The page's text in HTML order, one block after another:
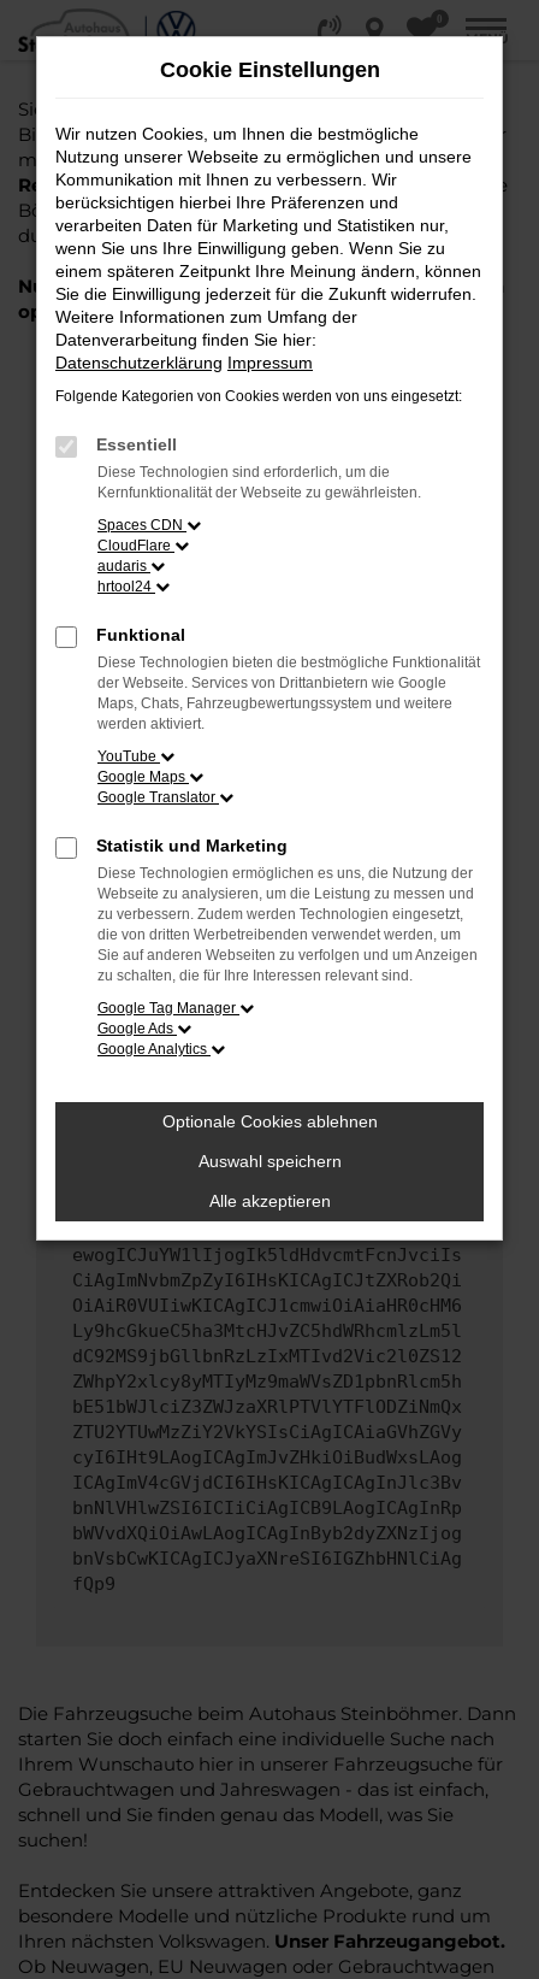
Zum
Hauptinhalt
0
MENÜ
Sie suchen einen Gebrauchtwagen oder Jahreswagen
Bielefeld, Gütersloh, Osnabrück oder Paderborn? Oder
möchten Sie einenEU Neuwagen oder gebrauchten
Reimport kaufen und nicht mühselig die vielen online
Börsen oder Anzeigen im Automarkt der Zeitungen
durch arbeiten?Hier sind Sie richtig!
Nutzen Sie jetzt das folgende graue Suchfeld für ein
optimiertes Ergebnis.
FEHLER: NETWORK ERROR
Hier sind ein paar Tipps, die dir helfen können:
Überprüfe deine Firewall und deine
Internetverbindung.
Laden andere Webseiten, zum Beispiel deine
Suchmaschine?
Manche Erweiterungen, wie Werbeblocker,
können das Laden bestimmter Seiten
verhindern. Funktioniert die Seite in einem
anderen Browser oder in einem privaten
Fenster?
Starte dein Gerät neu.
Das kann manchmal helfen, vorübergehende
Probleme zu beheben.
Stelle sicher, dass dein Browser und dein
Betriebssystem auf dem neuesten Stand
sind.
Veraltete Software birgt nicht nur ein
Sicherheitsrisiko, sondern kann auch dazu
führen, dass bestimmte Funktionen nicht mehr
unterstützt werden.
hast, kontaktiere uns bitte. Wir werden
uns diesen Text schicken, um uns bei der
Fehlersuche zu unterstützen:
ewogICJuYW1lIjogIk5ldHdvcmtFcnJvciIs
CiAgImNvbmZpZyI6IHsKICAgICJtZXRob2Qi
OiAiR0VUIiwKICAgICJ1cmwiOiAiaHR0cHM6
Ly9hcGkueC5ha3MtcHJvZC5hdWRhcmlzLm5l
dC92MS9jbGllbnRzLzIxMTIvd2Vic2l0ZS12
ZWhpY2xlcy8yMTIyMz9maWVsZD1pbnRlcm5h
bE51bWJlciZ3ZWJzaXRlPTVlYTFlODZiNmQx
ZTU2YTUwMzZiY2VkYSIsCiAgICAiaGVhZGVy
cyI6IHt9LAogICAgImJvZHkiOiBudWxsLAog
ICAgImV4cGVjdCI6IHsKICAgICAgInJlc3Bv
bnNlVHlwZSI6ICIiCiAgICB9LAogICAgInRp
bWVvdXQiOiAwLAogICAgInByb2dyZXNzIjog
bnVsbCwKICAgICJyaXNreSI6IGZhbHNlCiAg
fQp9
Die Fahrzeugsuche beim Autohaus Steinböhmer. Dann
starten Sie doch einfach eine individuelle Suche nach
Ihrem Wunschauto hier in unserer Fahrzeugsuche für
Gebrauchtwagen und Jahreswagen - das ist einfach,
schnell und Sie finden genau das Modell, was Sie
suchen!
Entdecken Sie unsere attraktiven Angebote, ganz
besondere Modelle und nützliche Produkte rund um
Ihren nächsten Volkswagen. Unser Fahrzeugangebot.
Ob Neuwagen, EU Neuwagen oder Gebrauchtwagen
Cookie Einstellungen
Wir nutzen Cookies, um Ihnen die bestmögliche
Nutzung unserer Webseite zu ermöglichen und unsere
Kommunikation mit Ihnen zu verbessern. Wir
berücksichtigen hierbei Ihre Präferenzen und
verarbeiten Daten für Marketing und Statistiken nur,
wenn Sie uns Ihre Einwilligung geben. Wenn Sie zu
einem späteren Zeitpunkt Ihre Meinung ändern, können
Sie die Einwilligung jederzeit für die Zukunft widerrufen.
Weitere Informationen zum Umfang der
Datenverarbeitung finden Sie hier:
Datenschutzerklärung Impressum
Folgende Kategorien von Cookies werden von uns eingesetzt:
Essentiell
Diese Technologien sind erforderlich, um die
Kernfunktionalität der Webseite zu gewährleisten.
Spaces CDN
CloudFlare
audaris
hrtool24
Funktional
Diese Technologien bieten die bestmögliche Funktionalität
der Webseite. Services von Drittanbietern wie Google
Maps, Chats, Fahrzeugbewertungssystem und weitere
werden aktiviert.
YouTube
Google Maps
Google Translator
Statistik und Marketing
Diese Technologien ermöglichen es uns, die Nutzung der
Webseite zu analysieren, um die Leistung zu messen und
zu verbessern. Zudem werden Technologien eingesetzt,
die von dritten Werbetreibenden verwendet werden, um
Sie auf anderen Webseiten zu verfolgen und um Anzeigen
zu schalten, die für Ihre Interessen relevant sind.
Google Tag Manager
Google Ads
Google Analytics
Optionale Cookies ablehnen
Auswahl speichern
Alle akzeptieren